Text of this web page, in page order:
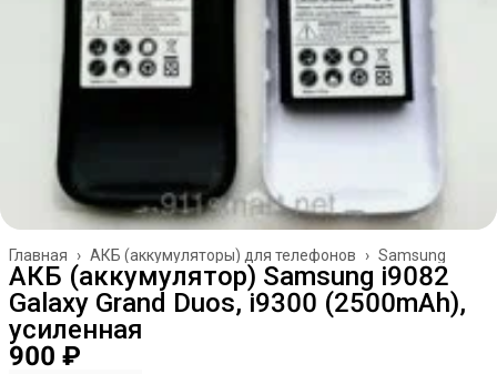
Samsung
АКБ (аккумуляторы) для телефонов ›
Главная ›
АКБ (аккумулятор) Samsung i9082
Galaxy Grand Duos, i9300 (2500mAh),
усиленная
900 ₽